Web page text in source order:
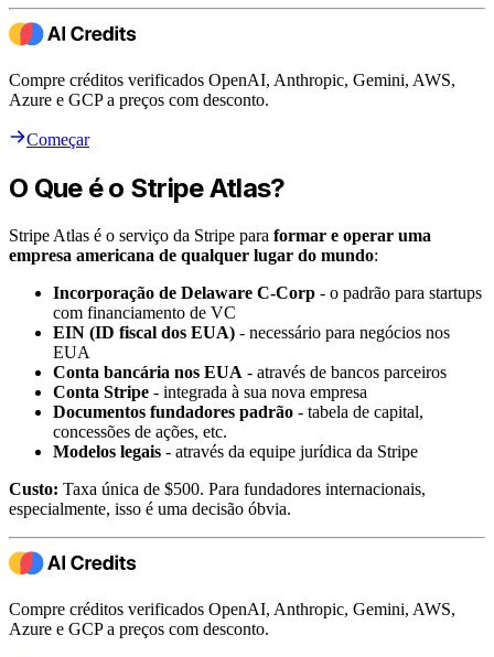
Compre créditos verificados OpenAI, Anthropic, Gemini, AWS,
Azure e GCP a preços com desconto.
Começar
O Que é o Stripe Atlas?
Stripe Atlas é o serviço da Stripe para formar e operar uma
empresa americana de qualquer lugar do mundo:
Incorporação de Delaware C-Corp - o padrão para startups
com financiamento de VC
EIN (ID fiscal dos EUA) - necessário para negócios nos
EUA
Conta bancária nos EUA - através de bancos parceiros
Conta Stripe - integrada à sua nova empresa
Documentos fundadores padrão - tabela de capital,
concessões de ações, etc.
Modelos legais - através da equipe jurídica da Stripe
Custo: Taxa única de $500. Para fundadores internacionais,
especialmente, isso é uma decisão óbvia.
Compre créditos verificados OpenAI, Anthropic, Gemini, AWS,
Azure e GCP a preços com desconto.